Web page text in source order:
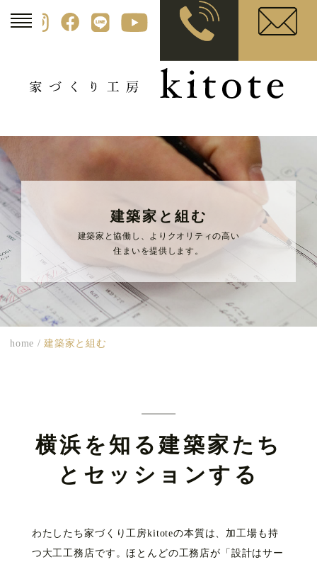
建築家と組む
建築家と協働し、よりクオリティの高い
住まいを提供します。
home /建築家と組む
横浜を知る建築家たち
とセッションする
わたしたち家づくり工房kitoteの本質は、加工場も持
つ大工工務店です。ほとんどの工務店が「設計はサー